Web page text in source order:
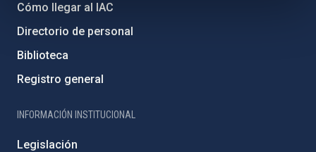
Cómo llegar al IAC
Directorio de personal
Biblioteca
Registro general
INFORMACIÓN INSTITUCIONAL
Legislación